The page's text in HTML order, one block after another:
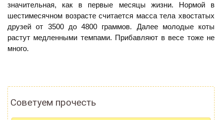
значительная, как в первые месяцы жизни. Нормой в
шестимесячном возрасте считается масса тела хвостатых
друзей от 3500 до 4800 граммов. Далее молодые коты
растут медленными темпами. Прибавляют в весе тоже не
много.
Советуем прочесть